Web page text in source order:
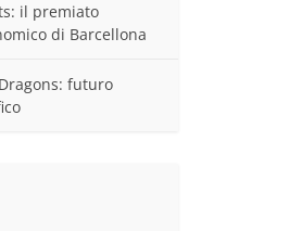
il premiato
di Barcellona
futuro